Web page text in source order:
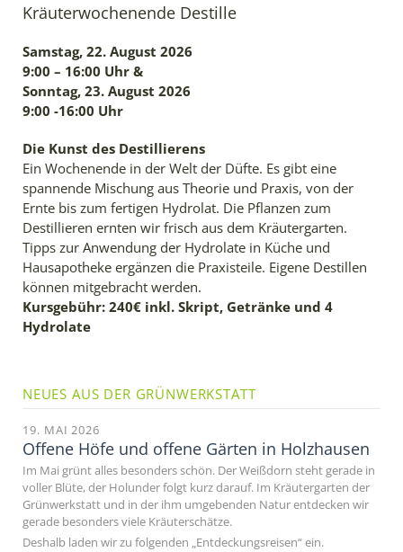
Kräuterwochenende Destille
Samstag, 22. August 2026
9:00 – 16:00 Uhr &
Sonntag, 23. August 2026
9:00 -16:00 Uhr
Die Kunst des Destillierens
Ein Wochenende in der Welt der Düfte. Es gibt eine
spannende Mischung aus Theorie und Praxis, von der
Ernte bis zum fertigen Hydrolat. Die Pflanzen zum
Destillieren ernten wir frisch aus dem Kräutergarten.
Tipps zur Anwendung der Hydrolate in Küche und
Hausapotheke ergänzen die Praxisteile. Eigene Destillen
können mitgebracht werden.
Kursgebühr: 240€ inkl. Skript, Getränke und 4
Hydrolate
NEUES AUS DER GRÜNWERKSTATT
19. MAI 2026
Offene Höfe und offene Gärten in Holzhausen
Im Mai grünt alles besonders schön. Der Weißdorn steht gerade in
voller Blüte, der Holunder folgt kurz darauf. Im Kräutergarten der
Grünwerkstatt und in der ihm umgebenden Natur entdecken wir
gerade besonders viele Kräuterschätze.
Deshalb laden wir zu folgenden „Entdeckungsreisen“ ein.